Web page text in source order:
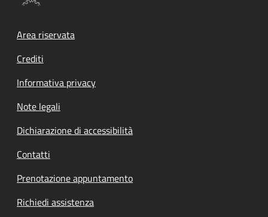
Footer menu
Area riservata
Crediti
Informativa privacy
Note legali
Dichiarazione di accessibilità
Contatti
Prenotazione appuntamento
Richiedi assistenza